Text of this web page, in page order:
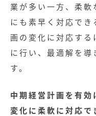
業が多い一方、柔
にも素早く対応で
画の変化に対応する
に行い、最適解を
す。
中期経営計画を有
変化に柔軟に対応で